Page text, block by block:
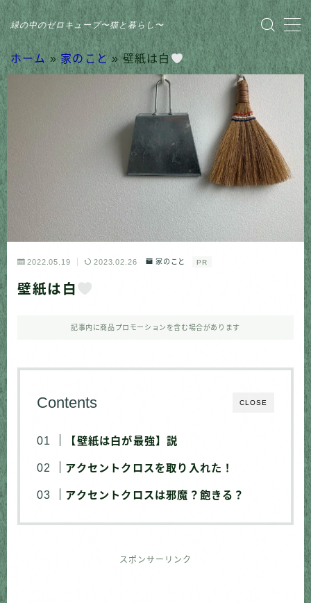
緑の中のゼロキューブ〜猫と暮らし〜
MENU
ホーム » 家のこと »壁紙は白
2022.05.19 2023.02.26 家のこと PR
壁紙は白
記事内に商品プロモーションを含む場合があります
CLOSE
Contents
【壁紙は白が最強】説
アクセントクロスを取り入れた！
アクセントクロスは邪魔？飽きる？
スポンサーリンク